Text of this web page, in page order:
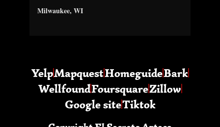
Milwaukee, WI
YelpMapquestHomeguideBark
WellfoundFoursquareZillow
Google siteTiktok